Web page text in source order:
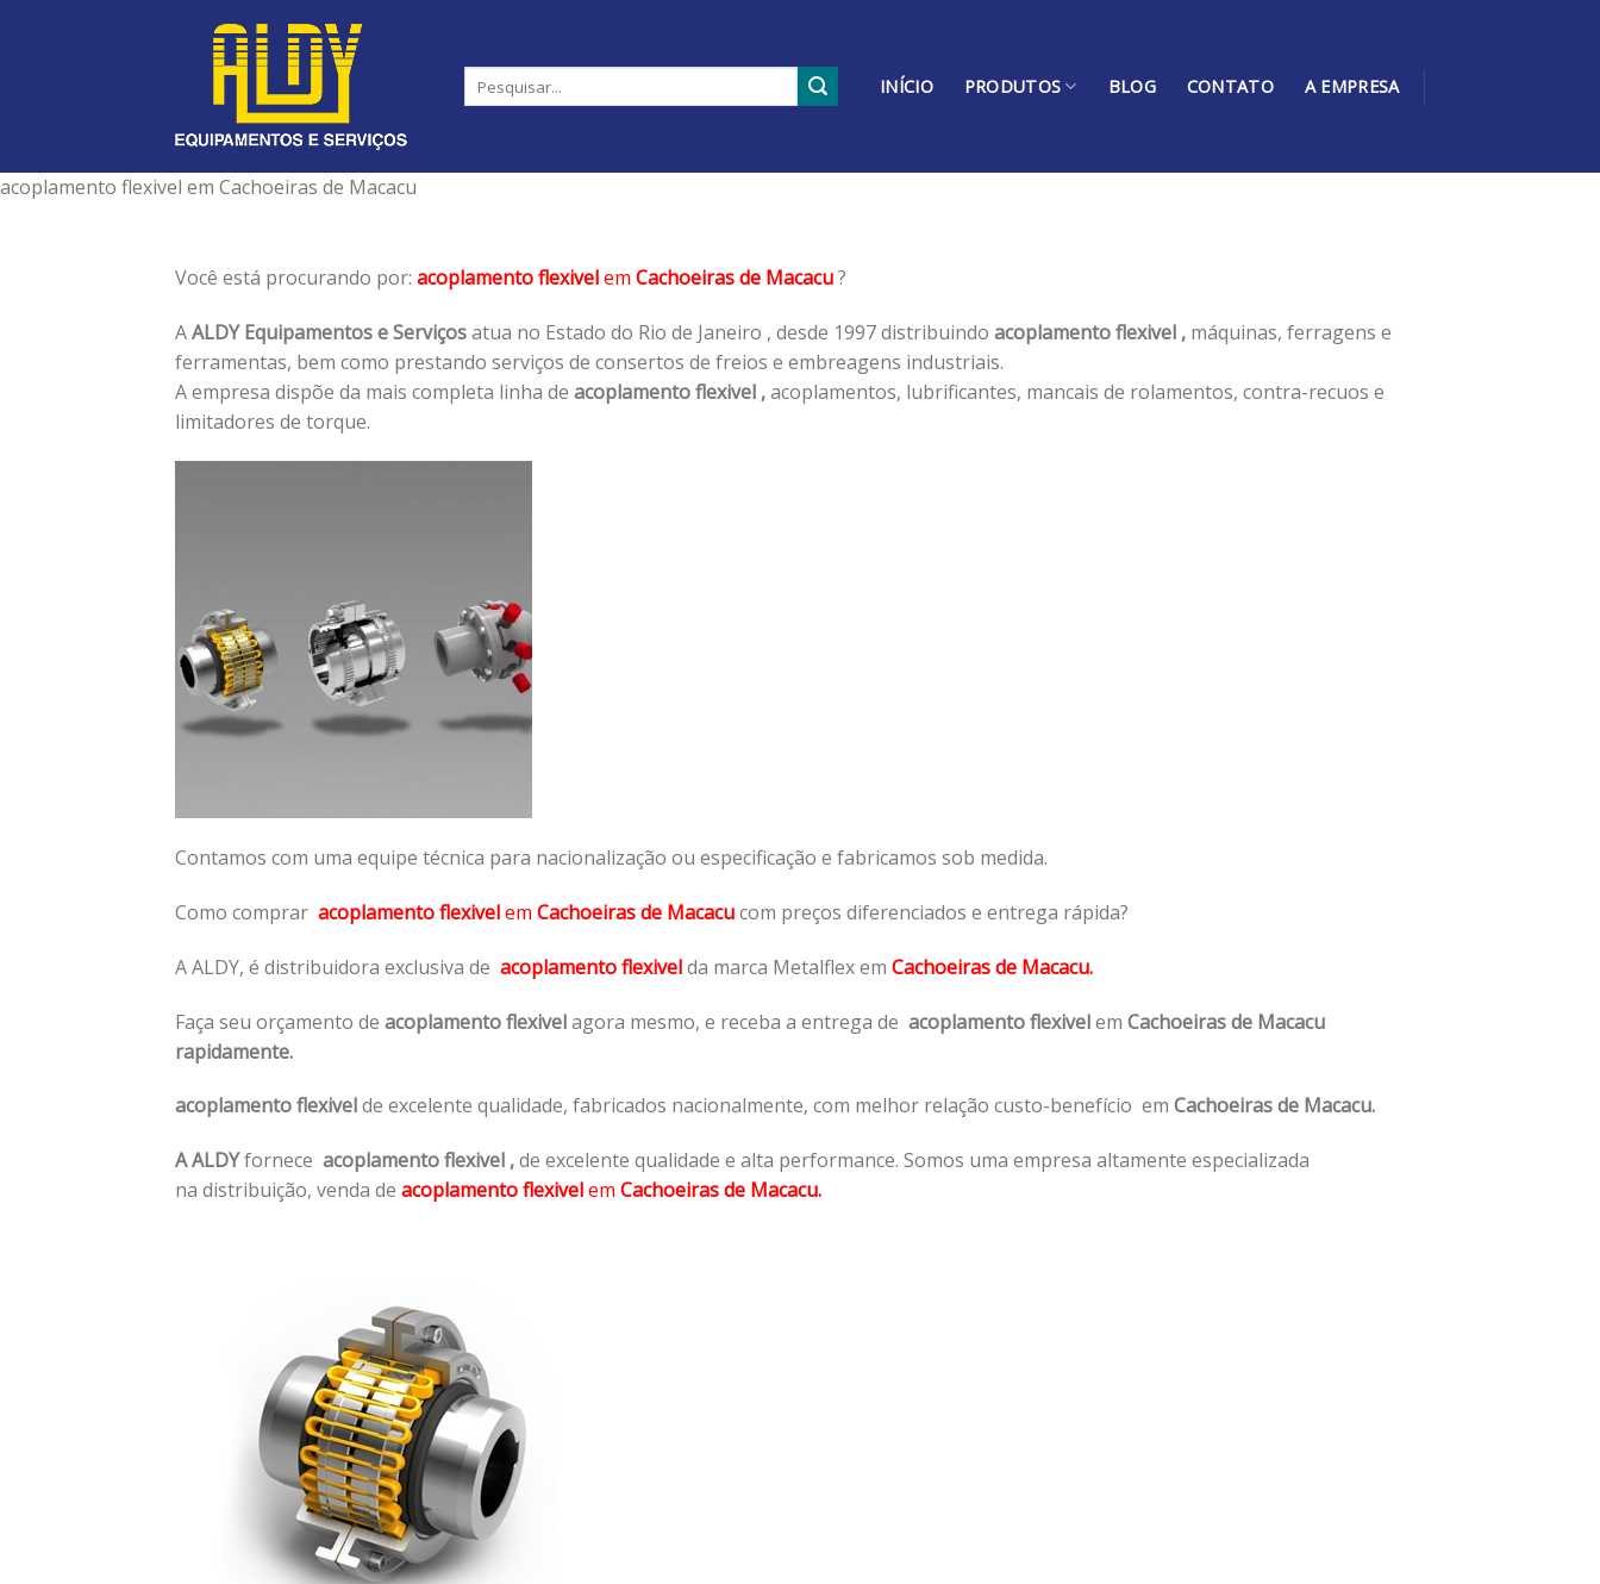
INÍCIO PRODUTOS BLOG CONTATO A EMPRESA
acoplamento flexivel em Cachoeiras de Macacu
Você está procurando por: acoplamento flexivelem Cachoeiras de Macacu?
AALDY Equipamentos e Serviçosatua no Estado do Rio de Janeiro , desde 1997 distribuindo acoplamento flexivel , máquinas, ferragens e
ferramentas, bem como prestando serviços de consertos de freios e embreagens industriais.
A empresa dispõe da mais completa linha de acoplamento flexivel ,acoplamentos, lubrificantes, mancais de rolamentos, contra-recuos e
limitadores de torque.
Contamos com uma equipe técnica para nacionalização ou especificação e fabricamos sob medida.
Como comprar acoplamento flexivelem Cachoeiras de Macacucom preços diferenciados e entrega rápida?
A ALDY, é distribuidora exclusiva de acoplamento flexivelda marca Metalflex em Cachoeiras de Macacu.
Faça seu orçamento de acoplamento flexivelagora mesmo, e receba a entrega de acoplamento flexivelem Cachoeiras de Macacu
rapidamente.
acoplamento flexivelde excelente qualidade, fabricados nacionalmente, com melhor relação custo-benefício em Cachoeiras de Macacu.
A ALDYfornece acoplamento flexivel ,de excelente qualidade e alta performance. Somos uma empresa altamente especializada
na distribuição, venda de acoplamento flexivelem Cachoeiras de Macacu.